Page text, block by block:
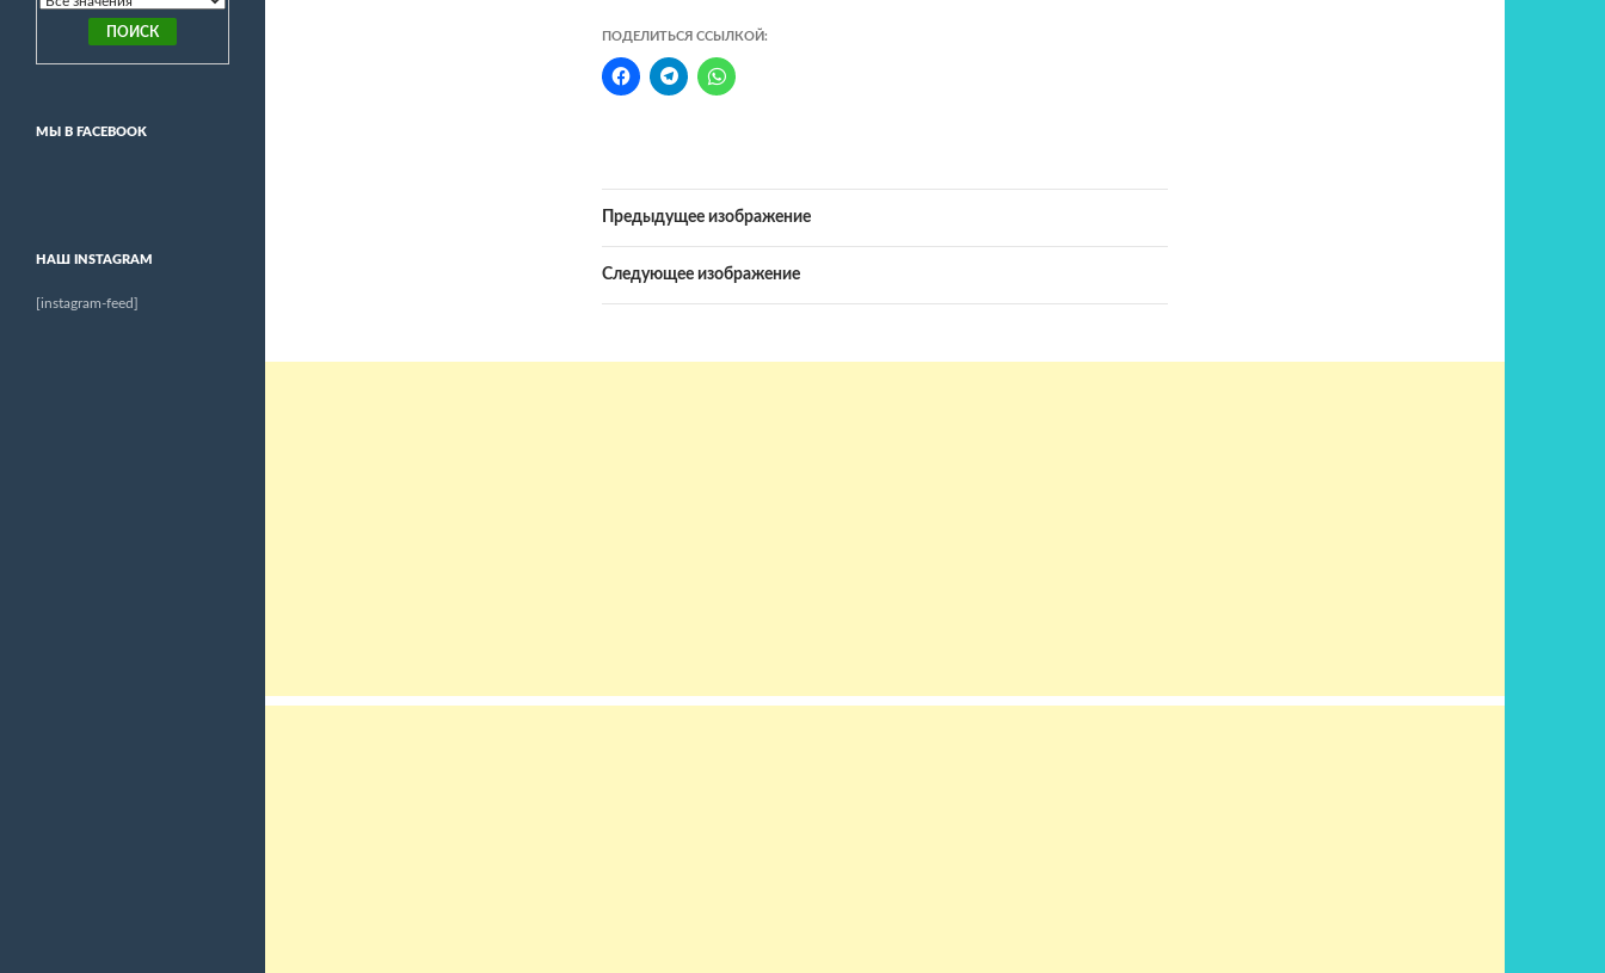
ПОДЕЛИТЬСЯ ССЫЛКОЙ:
Предыдущее изображение
Следующее изображение
МЫ В FACEBOOK
НАШ INSTAGRAM
[instagram-feed]